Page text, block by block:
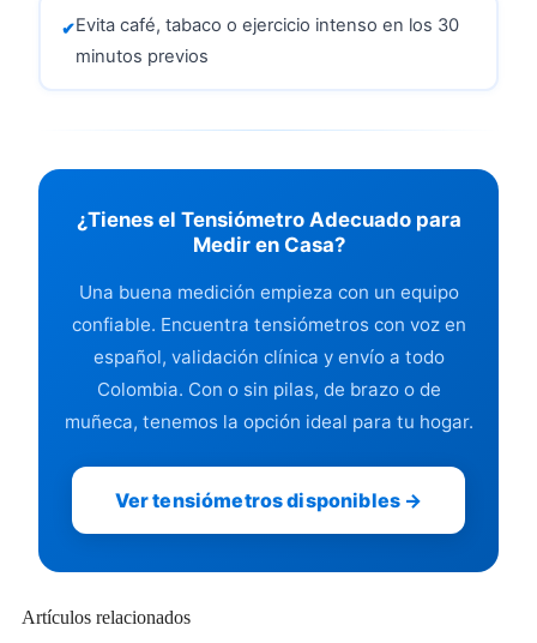
Evita café, tabaco o ejercicio intenso en los 30
minutos previos
¿Tienes el Tensiómetro Adecuado para
Medir en Casa?
Una buena medición empieza con un equipo
confiable. Encuentra tensiómetros con voz en
español, validación clínica y envío a todo
Colombia. Con o sin pilas, de brazo o de
muñeca, tenemos la opción ideal para tu hogar.
Ver tensiómetros disponibles →
Artículos relacionados